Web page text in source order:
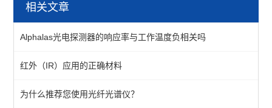
相关文章
Alphalas光电探测器的响应率与工作温度负相关吗
红外（IR）应用的正确材料
为什么推荐您使用光纤光谱仪？